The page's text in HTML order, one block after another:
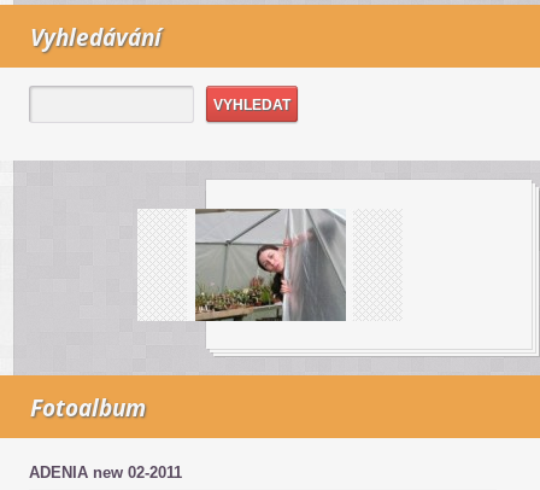
Vyhledávání
Fotoalbum
ADENIA new 02-2011